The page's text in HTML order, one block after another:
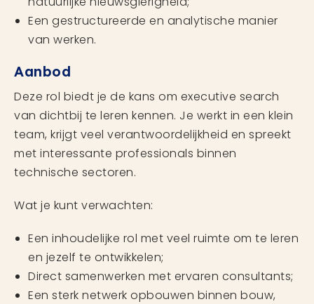
Een gestructureerde en analytische manier
van werken.
Aanbod
Deze rol biedt je de kans om executive search
van dichtbij te leren kennen. Je werkt in een klein
team, krijgt veel verantwoordelijkheid en spreekt
met interessante professionals binnen
technische sectoren.
Wat je kunt verwachten:
Een inhoudelijke rol met veel ruimte om te leren
en jezelf te ontwikkelen;
Direct samenwerken met ervaren consultants;
Een sterk netwerk opbouwen binnen bouw,